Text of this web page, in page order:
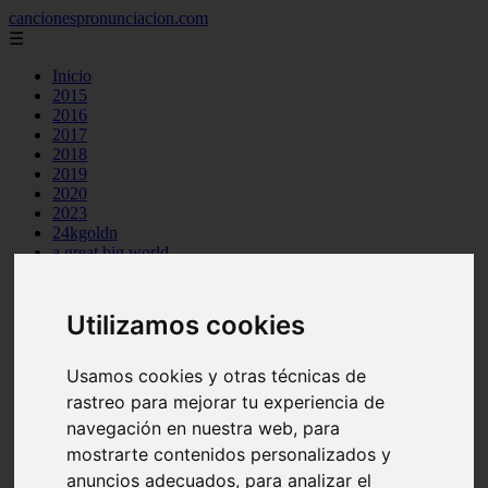
Utilizamos cookies
Usamos cookies y otras técnicas de
rastreo para mejorar tu experiencia de
navegación en nuestra web, para
mostrarte contenidos personalizados y
anuncios adecuados, para analizar el
cancionespronunciacion.com
☰
Inicio
2015
2016
2017
2018
2019
2020
2023
24kgoldn
a great big world
aimee carty
ajr
anne marie
aretha franklin
ariana grande
ashe
atb
ava max